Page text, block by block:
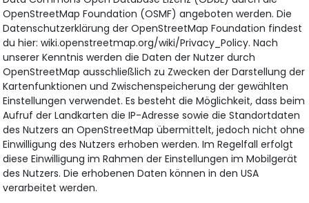
OpenStreetMap Foundation (OSMF) angeboten werden. Die
Datenschutzerklärung der OpenStreetMap Foundation findest
du hier: wiki.openstreetmap.org/wiki/Privacy_Policy. Nach
unserer Kenntnis werden die Daten der Nutzer durch
OpenStreetMap ausschließlich zu Zwecken der Darstellung der
Kartenfunktionen und Zwischenspeicherung der gewählten
Einstellungen verwendet. Es besteht die Möglichkeit, dass beim
Aufruf der Landkarten die IP-Adresse sowie die Standortdaten
des Nutzers an OpenStreetMap übermittelt, jedoch nicht ohne
Einwilligung des Nutzers erhoben werden. Im Regelfall erfolgt
diese Einwilligung im Rahmen der Einstellungen im Mobilgerät
des Nutzers. Die erhobenen Daten können in den USA
verarbeitet werden.